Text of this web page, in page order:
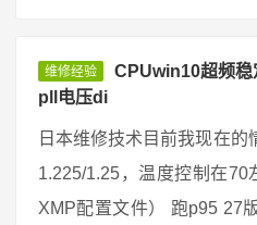
维修经验
CPUwin10超频稳
pll电压di
日本维修技术目前我现在的
1.225/1.25，温度控制在70
XMP配置文件） 跑p95 27